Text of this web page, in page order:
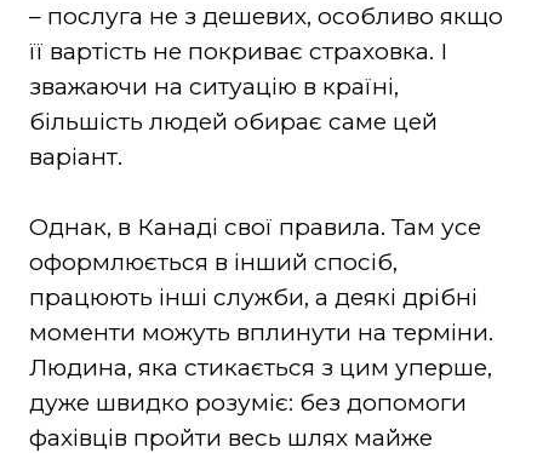
– послуга не з дешевих, особливо якщо
її вартість не покриває страховка. І
зважаючи на ситуацію в країні,
більшість людей обирає саме цей
варіант.
Однак, в Канаді свої правила. Там усе
оформлюється в інший спосіб,
працюють інші служби, а деякі дрібні
моменти можуть вплинути на терміни.
Людина, яка стикається з цим уперше,
дуже швидко розуміє: без допомоги
фахівців пройти весь шлях майже